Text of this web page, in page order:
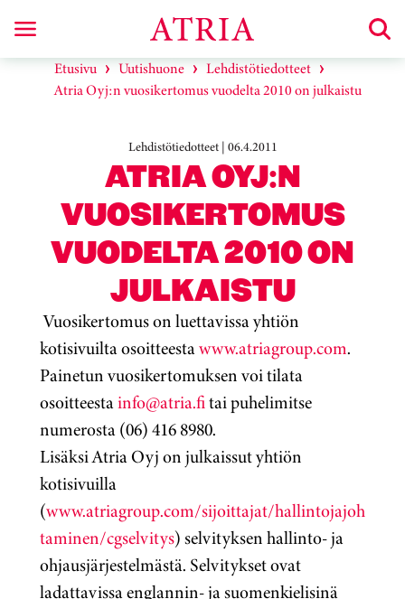
Etusivu Uutishuone
Lehdistötiedotteet
Atria Oyj:n vuosikertomus vuodelta 2010 on julkaistu
Lehdistötiedotteet | 06.4.2011
ATRIA OYJ:N
VUOSIKERTOMUS
VUODELTA 2010 ON
JULKAISTU
Vuosikertomus on luettavissa yhtiön
kotisivuilta osoitteestawww.atriagroup.com.
Painetun vuosikertomuksen voi tilata
osoitteestainfo@atria.fitai puhelimitse
numerosta (06) 416 8980.
Lisäksi Atria Oyj on julkaissut yhtiön
kotisivuilla
(www.atriagroup.com/sijoittajat/hallintojajoh
taminen/cgselvitys) selvityksen hallinto- ja
ohjausjärjestelmästä. Selvitykset ovat
ladattavissa englannin- ja suomenkielisinä